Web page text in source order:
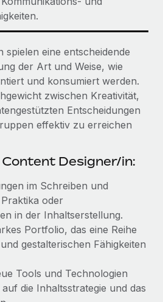
spielen eine entscheidende
der Art und Weise, wie
und konsumiert werden.
zwischen Kreativität,
Entscheidungen
effektiv zu erreichen
Designer/in:
im Schreiben und
oder
in der Inhaltserstellung.
Portfolio, das eine Reihe
gestalterischen Fähigkeiten
Tools und Technologien
die Inhaltsstrategie und das